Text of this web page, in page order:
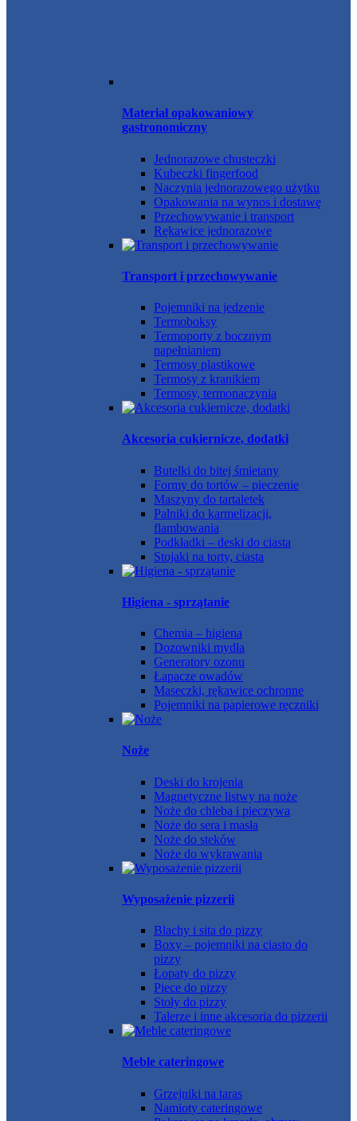
Materiał opakowaniowy
gastronomiczny
Jednorazowe chusteczki
Kubeczki fingerfood
Naczynia jednorazowego użytku
Opakowania na wynos i dostawę
Przechowywanie i transport
Rękawice jednorazowe
Transport i przechowywanie
Pojemniki na jedzenie
Termoboksy
Termoporty z bocznym
napełnianiem
Termosy plastikowe
Termosy z kranikiem
Termosy, termonaczynia
Akcesoria cukiernicze, dodatki
Butelki do bitej śmietany
Formy do tortów – pieczenie
Maszyny do tartaletek
Palniki do karmelizacji,
flambowania
Podkładki – deski do ciasta
Stojaki na torty, ciasta
Higiena - sprzątanie
Chemia – higiena
Dozowniki mydła
Generatory ozonu
Łapacze owadów
Maseczki, rękawice ochronne
Pojemniki na papierowe ręczniki
Noże
Deski do krojenia
Magnetyczne listwy na noże
Noże do chleba i pieczywa
Noże do sera i masła
Noże do steków
Noże do wykrawania
Wyposażenie pizzerii
Blachy i sita do pizzy
Boxy – pojemniki na ciasto do
pizzy
Łopaty do pizzy
Piece do pizzy
Stoły do pizzy
Talerze i inne akcesoria do pizzerii
Meble cateringowe
Grzejniki na taras
Namioty cateringowe